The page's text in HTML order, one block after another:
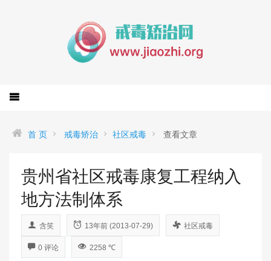
首 页 戒毒矫治 社区戒毒 查看文章
贵州省社区戒毒康复工程纳入
地方法制体系
含笑 13年前 (2013-07-29) 社区戒毒
0 评论 2258 ℃